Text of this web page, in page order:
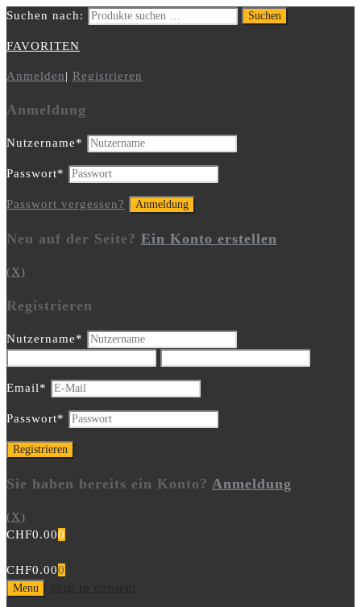
Suchen nach: Suchen
FAVORITEN
Anmelden| Registrieren
Anmeldung
Nutzername*
Passwort*
Passwort vergessen?
Neu auf der Seite? Ein Konto erstellen
(X)
Registrieren
Nutzername*
Email*
Passwort*
Sie haben bereits ein Konto? Anmeldung
(X)
CHF0.000
CHF0.000
Menu